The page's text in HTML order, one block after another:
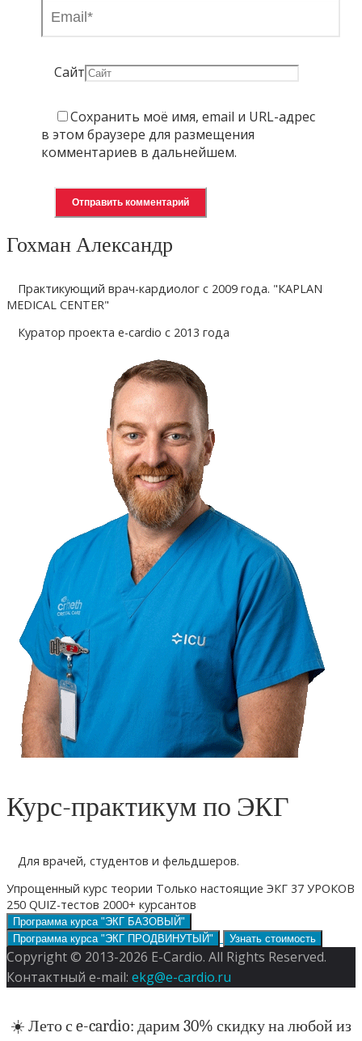
Сайт
Сохранить моё имя, email и URL-адрес
в этом браузере для размещения
комментариев в дальнейшем.
Гохман Александр
Практикующий врач-кардиолог с 2009 года. "КAPLAN
MEDICAL CENTER"
Куратор проекта e-cardio с 2013 года
Курс-практикум по ЭКГ
Для врачей, студентов и фельдшеров.
Упрощенный курс теории Только настоящие ЭКГ 37 УРОКОВ
250 QUIZ-тестов 2000+ курсантов
Программа курса "ЭКГ БАЗОВЫЙ"
Программа курса "ЭКГ ПРОДВИНУТЫЙ"
Узнать стоимость
Copyright © 2013-2026 E-Cardio. All Rights Reserved.
Контактный e-mail: ekg@e-cardio.ru
☀️ Лето с e-cardio: дарим 30% скидку на любой из